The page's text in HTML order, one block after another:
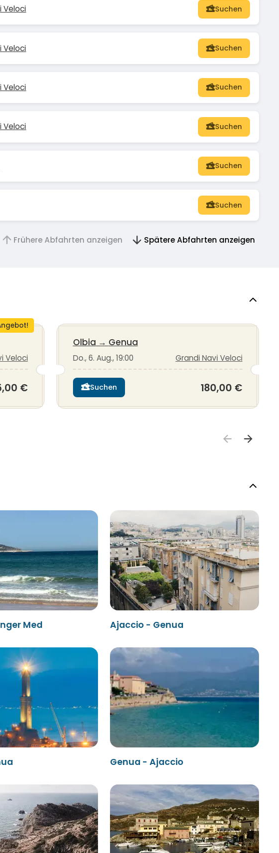
Veloci Suchen
Veloci Suchen
Veloci Suchen
Veloci Suchen
Suchen
Suchen
Frühere Abfahrten anzeigen Spätere Abfahrten anzeigen
Veloci
€
Olbia → Genua
Do., 6. Aug., 19:00 Grandi Navi Veloci
Suchen 180,00 €
Med Ajaccio - Genua
Genua - Ajaccio